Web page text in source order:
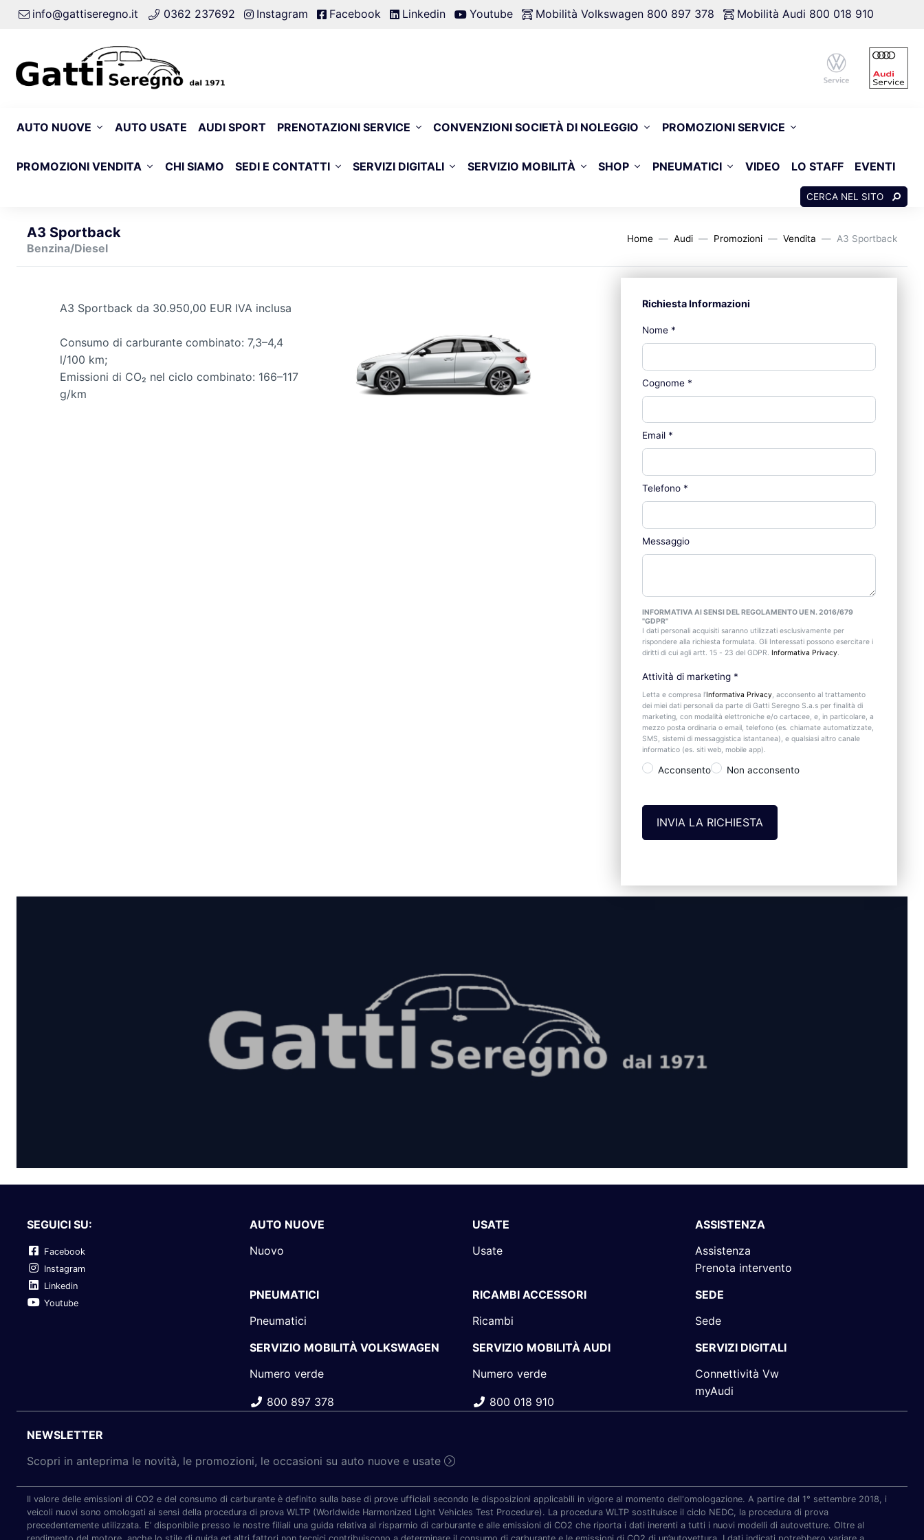
info@gattiseregno.it 0362 237692 Instagram Facebook Linkedin Youtube Mobilità Volkswagen 800 897 378 Mobilità Audi 800 018 910
AUTO NUOVE AUTO USATE AUDI SPORT PRENOTAZIONI SERVICE CONVENZIONI SOCIETÀ DI NOLEGGIO PROMOZIONI SERVICE
PROMOZIONI VENDITA CHI SIAMO SEDI E CONTATTI SERVIZI DIGITALI SERVIZIO MOBILITÀ SHOP PNEUMATICI VIDEO LO STAFF EVENTI
CERCA NEL SITO
A3 Sportback
Benzina/Diesel
Home Audi Promozioni Vendita A3 Sportback
A3 Sportback da 30.950,00 EUR IVA inclusa
Consumo di carburante combinato: 7,3–4,4
l/100 km;
Emissioni di CO₂ nel ciclo combinato: 166–117
g/km
Richiesta Informazioni
Nome *
Cognome *
Email *
Telefono *
Messaggio
INFORMATIVA AI SENSI DEL REGOLAMENTO UE N. 2016/679
"GDPR"
I dati personali acquisiti saranno utilizzati esclusivamente per
rispondere alla richiesta formulata. Gli Interessati possono esercitare i
diritti di cui agli artt. 15 - 23 del GDPR. Informativa Privacy.
Attività di marketing *
Letta e compresa l’Informativa Privacy, acconsento al trattamento
dei miei dati personali da parte di Gatti Seregno S.a.s per finalità di
marketing, con modalità elettroniche e/o cartacee, e, in particolare, a
mezzo posta ordinaria o email, telefono (es. chiamate automatizzate,
SMS, sistemi di messaggistica istantanea), e qualsiasi altro canale
informatico (es. siti web, mobile app).
Acconsento Non acconsento
SEGUICI SU:
Facebook
Instagram
Linkedin
Youtube
AUTO NUOVE
Nuovo
USATE
Usate
ASSISTENZA
Assistenza
Prenota intervento
PNEUMATICI
Pneumatici
RICAMBI ACCESSORI
Ricambi
SEDE
Sede
SERVIZIO MOBILITÀ VOLKSWAGEN
Numero verde
800 897 378
SERVIZIO MOBILITÀ AUDI
Numero verde
800 018 910
SERVIZI DIGITALI
Connettività Vw
myAudi
NEWSLETTER
Scopri in anteprima le novità, le promozioni, le occasioni su auto nuove e usate
Il valore delle emissioni di CO2 e del consumo di carburante è definito sulla base di prove ufficiali secondo le disposizioni applicabili in vigore al momento dell'omologazione. A partire dal 1° settembre 2018, i
veicoli nuovi sono omologati ai sensi della procedura di prova WLTP (Worldwide Harmonized Light Vehicles Test Procedure). La procedura WLTP sostituisce il ciclo NEDC, la procedura di prova
precedentemente utilizzata. E’ disponibile presso le nostre filiali una guida relativa al risparmio di carburante e alle emissioni di CO2 che riporta i dati inerenti a tutti i nuovi modelli di autovetture. Oltre al